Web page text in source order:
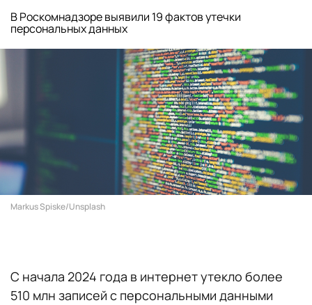
В Роскомнадзоре выявили 19 фактов утечки
персональных данных
Markus Spiske/Unsplash
С начала 2024 года в интернет утекло более
510 млн записей с персональными данными